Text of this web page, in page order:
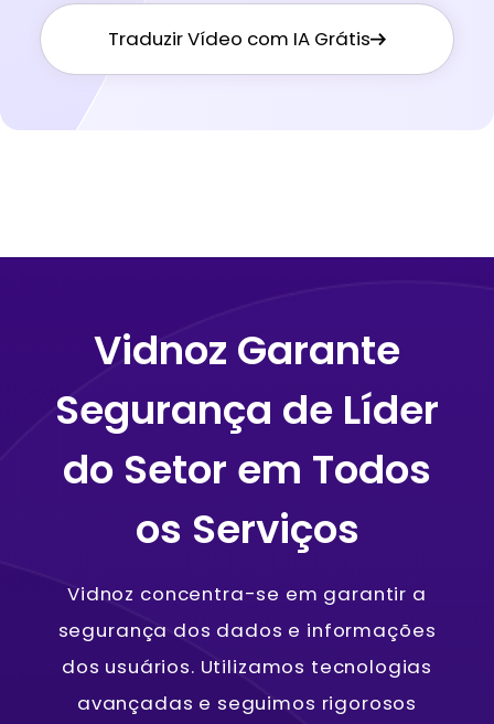
Traduzir Vídeo com IA Grátis
Vidnoz Garante
Segurança de Líder
do Setor em Todos
os Serviços
Vidnoz concentra-se em garantir a
segurança dos dados e informações
dos usuários. Utilizamos tecnologias
avançadas e seguimos rigorosos